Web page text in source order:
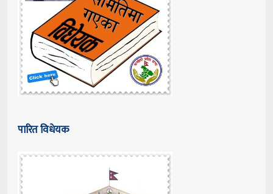
पारित विधेयक